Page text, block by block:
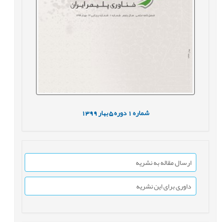
شماره1 دوره5 بهار1399
ارسال مقاله به نشریه
داوری برای این نشریه